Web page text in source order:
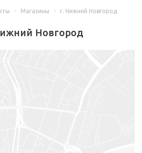
- Магазины - г. Нижний Новгород
Новгород